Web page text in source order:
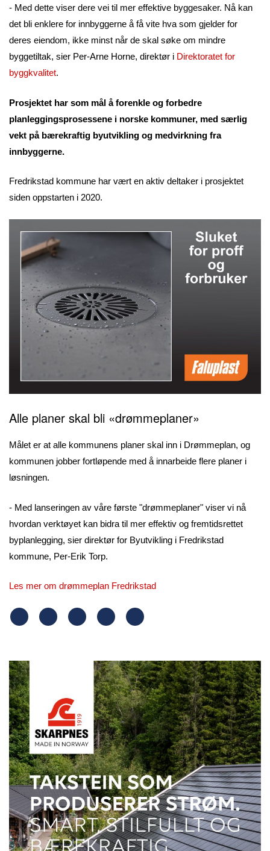
- Med dette viser dere vei til mer effektive byggesaker. Nå kan
det bli enklere for innbyggerne å få vite hva som gjelder for
deres eiendom, ikke minst når de skal søke om mindre
byggetiltak, sier Per-Arne Horne, direktør i Direktoratet for
byggkvalitet.
Prosjektet har som mål å forenkle og forbedre
planleggingsprosessene i norske kommuner, med særlig
vekt på bærekraftig byutvikling og medvirkning fra
innbyggerne.
Fredrikstad kommune har vært en aktiv deltaker i prosjektet
siden oppstarten i 2020.
Alle planer skal bli «drømmeplaner»
Målet er at alle kommunens planer skal inn i Drømmeplan, og
kommunen jobber fortløpende med å innarbeide flere planer i
løsningen.
- Med lanseringen av våre første "drømmeplaner" viser vi nå
hvordan verktøyet kan bidra til mer effektiv og fremtidsrettet
byplanlegging, sier direktør for Byutvikling i Fredrikstad
kommune, Per-Erik Torp.
Les mer om drømmeplan Fredrikstad